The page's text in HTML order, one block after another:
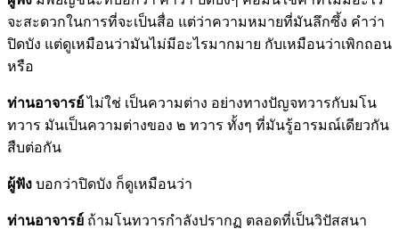
จะสะดวกในการที่จะเป็นสื่อ แต่ว่าความหมายที่มันลึกซึ้ง คำว่า
ปิดบัง แต่ดูเหมือนว่ามันไม่มีอะไรมากมาย กับเหมือนว่าเพิกถอน
หรือ
ท่านอาจารย์ไม่ใช่ เป็นความต่าง อย่างทางปัญจทวารกับมโน
ทวาร มันเป็นความต่างของ ๒ ทวาร ทั้งๆ ที่มันรู้อารมณ์เดียวกัน
สืบต่อกัน
ผู้ฟัง บอกว่าปิดบัง ก็ดูเหมือนว่า
ท่านอาจารย์ ถ้ามโนทวารกำลังปรากฏ ตลอดที่เป็นวิปัสสนา